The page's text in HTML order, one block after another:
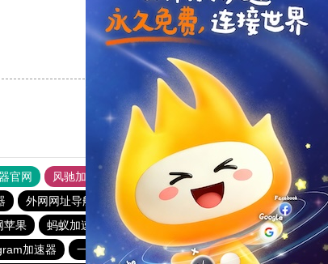
[0]
官网 风驰加速器
旋风加速器
外网网址导航 软件中心 雷霆加速
狂飙加速器
苹果 蚂蚁加速器 快柠檬app下载
快鸭加速器官网
加速器 一元机场 能上twitter的加速器免费